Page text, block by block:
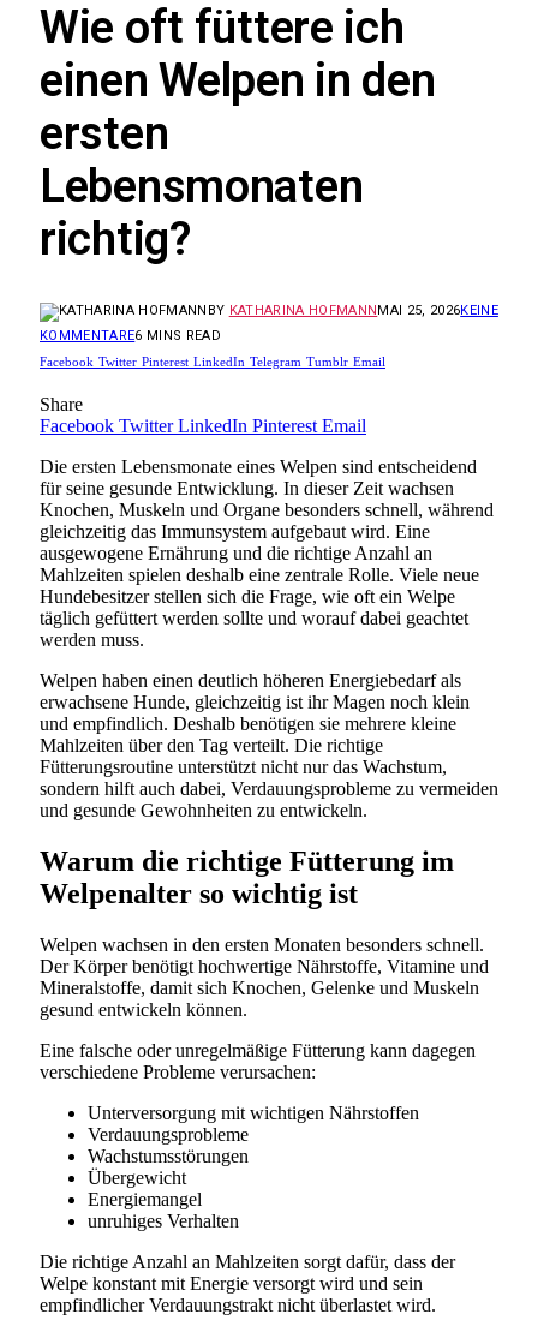
Wie oft füttere ich
einen Welpen in den
ersten
Lebensmonaten
richtig?
BY KATHARINA HOFMANNMAI 25, 2026KEINE
KOMMENTARE6 MINS READ
Facebook Twitter Pinterest LinkedIn Telegram Tumblr Email
Share
Facebook Twitter LinkedIn Pinterest Email
Die ersten Lebensmonate eines Welpen sind entscheidend
für seine gesunde Entwicklung. In dieser Zeit wachsen
Knochen, Muskeln und Organe besonders schnell, während
gleichzeitig das Immunsystem aufgebaut wird. Eine
ausgewogene Ernährung und die richtige Anzahl an
Mahlzeiten spielen deshalb eine zentrale Rolle. Viele neue
Hundebesitzer stellen sich die Frage, wie oft ein Welpe
täglich gefüttert werden sollte und worauf dabei geachtet
werden muss.
Welpen haben einen deutlich höheren Energiebedarf als
erwachsene Hunde, gleichzeitig ist ihr Magen noch klein
und empfindlich. Deshalb benötigen sie mehrere kleine
Mahlzeiten über den Tag verteilt. Die richtige
Fütterungsroutine unterstützt nicht nur das Wachstum,
sondern hilft auch dabei, Verdauungsprobleme zu vermeiden
und gesunde Gewohnheiten zu entwickeln.
Warum die richtige Fütterung im
Welpenalter so wichtig ist
Welpen wachsen in den ersten Monaten besonders schnell.
Der Körper benötigt hochwertige Nährstoffe, Vitamine und
Mineralstoffe, damit sich Knochen, Gelenke und Muskeln
gesund entwickeln können.
Eine falsche oder unregelmäßige Fütterung kann dagegen
verschiedene Probleme verursachen:
Unterversorgung mit wichtigen Nährstoffen
Verdauungsprobleme
Wachstumsstörungen
Übergewicht
Energiemangel
unruhiges Verhalten
Die richtige Anzahl an Mahlzeiten sorgt dafür, dass der
Welpe konstant mit Energie versorgt wird und sein
empfindlicher Verdauungstrakt nicht überlastet wird.